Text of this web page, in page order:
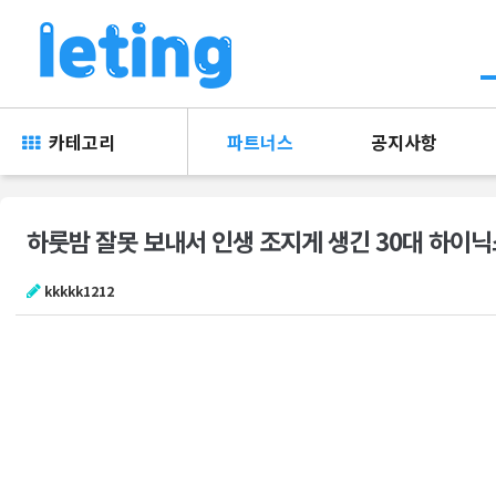
카테고리 파트너스 공지사항
하룻밤 잘못 보내서 인생 조지게 생긴 30대 하이
kkkkk1212